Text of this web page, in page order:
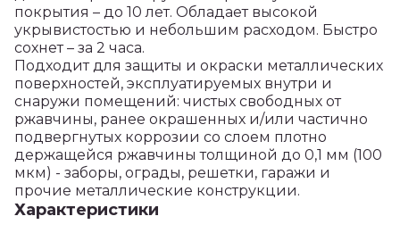
покрытия – до 10 лет. Обладает высокой
укрывистостью и небольшим расходом. Быстро
сохнет – за 2 часа.
Подходит для защиты и окраски металлических
поверхностей, эксплуатируемых внутри и
снаружи помещений: чистых свободных от
ржавчины, ранее окрашенных и/или частично
подвергнутых коррозии со слоем плотно
держащейся ржавчины толщиной до 0,1 мм (100
мкм) - заборы, ограды, решетки, гаражи и
прочие металлические конструкции.
Характеристики